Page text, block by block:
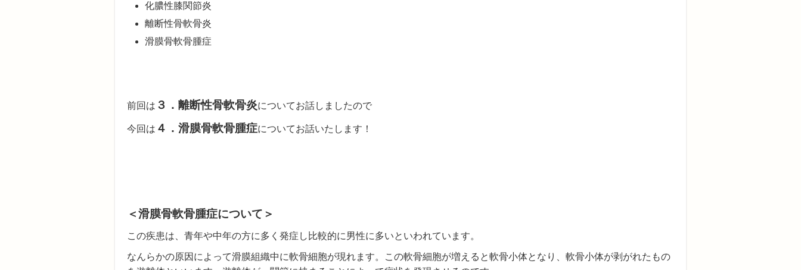
化膿性膝関節炎
離断性骨軟骨炎
滑膜骨軟骨腫症
前回は ３．離断性骨軟骨炎についてお話しましたので
今回は ４．滑膜骨軟骨腫症についてお話いたします！
＜滑膜骨軟骨腫症について＞
この疾患は、青年や中年の方に多く発症し比較的に男性に多いといわれています。
なんらかの原因によって滑膜組織中に軟骨細胞が現れます。この軟骨細胞が増えると軟骨小体となり、軟骨小体が剥がれたもの